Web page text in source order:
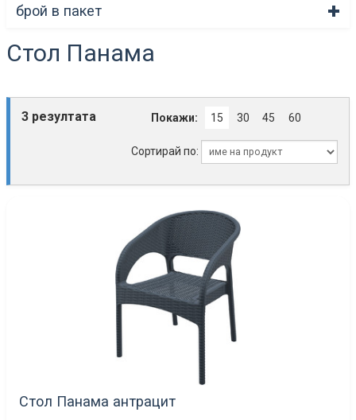
брой в пакет
Стол Панама
3 резултата Покажи: 15 30 45 60
Сортирай по:
Стол Панама антрацит